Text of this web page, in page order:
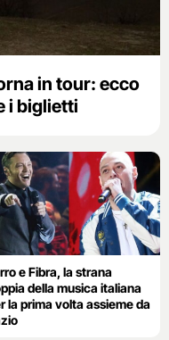
in tour: ecco
i biglietti
e Fibra, la strana
della musica italiana
la prima volta assieme da